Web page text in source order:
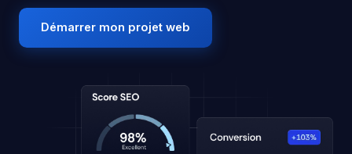
Démarrer mon projet web